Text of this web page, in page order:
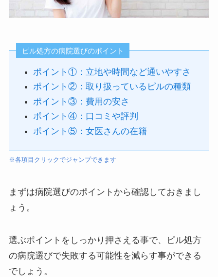
ピル処方の病院選びのポイント
ポイント①：立地や時間など通いやすさ
ポイント②：取り扱っているピルの種類
ポイント③：費用の安さ
ポイント④：口コミや評判
ポイント⑤：女医さんの在籍
※各項目クリックでジャンプできます
まずは病院選びのポイントから確認しておきまし
ょう。
選ぶポイントをしっかり押さえる事で、ピル処方
の病院選びで失敗する可能性を減らす事ができる
でしょう。